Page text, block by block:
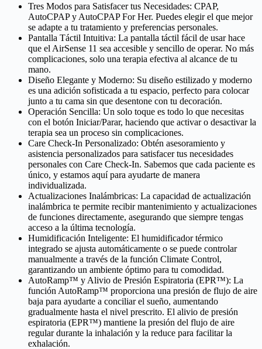
Tres Modos para Satisfacer tus Necesidades: CPAP,
AutoCPAP y AutoCPAP For Her. Puedes elegir el que mejor
se adapte a tu tratamiento y preferencias personales.
Pantalla Táctil Intuitiva: La pantalla táctil fácil de usar hace
que el AirSense 11 sea accesible y sencillo de operar. No más
complicaciones, solo una terapia efectiva al alcance de tu
mano.
Diseño Elegante y Moderno: Su diseño estilizado y moderno
es una adición sofisticada a tu espacio, perfecto para colocar
junto a tu cama sin que desentone con tu decoración.
Operación Sencilla: Un solo toque es todo lo que necesitas
con el botón Iniciar/Parar, haciendo que activar o desactivar la
terapia sea un proceso sin complicaciones.
Care Check-In Personalizado: Obtén asesoramiento y
asistencia personalizados para satisfacer tus necesidades
personales con Care Check-In. Sabemos que cada paciente es
único, y estamos aquí para ayudarte de manera
individualizada.
Actualizaciones Inalámbricas: La capacidad de actualización
inalámbrica te permite recibir mantenimiento y actualizaciones
de funciones directamente, asegurando que siempre tengas
acceso a la última tecnología.
Humidificación Inteligente: El humidificador térmico
integrado se ajusta automáticamente o se puede controlar
manualmente a través de la función Climate Control,
garantizando un ambiente óptimo para tu comodidad.
AutoRamp™ y Alivio de Presión Espiratoria (EPR™): La
función AutoRamp™ proporciona una presión de flujo de aire
baja para ayudarte a conciliar el sueño, aumentando
gradualmente hasta el nivel prescrito. El alivio de presión
espiratoria (EPR™) mantiene la presión del flujo de aire
regular durante la inhalación y la reduce para facilitar la
exhalación.